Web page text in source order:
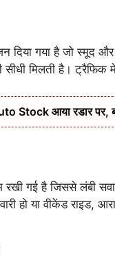
गया है जो स्मूद
मिलती है। ट्रैफिक
Stock आया रडार पर,
गई है जिससे लंबी
हो या वीकेंड राइड,